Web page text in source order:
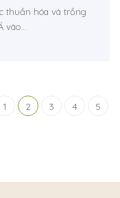
thuần hóa và trồng
1 2 3 4 5